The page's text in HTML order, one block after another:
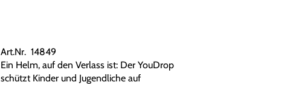
Art.Nr. 14849
Ein Helm, auf den Verlass ist: Der YouDrop
schützt Kinder und Jugendliche auf